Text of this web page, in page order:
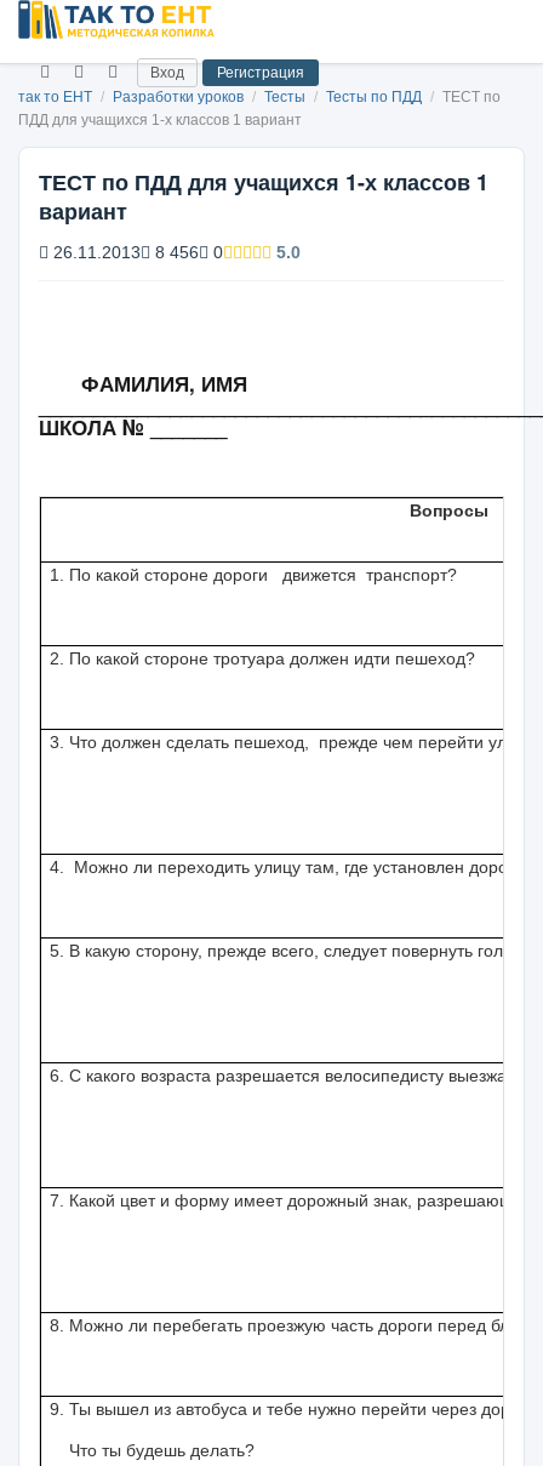
Вход
Регистрация
так то ЕНТ / Разработки уроков / Тесты / Тесты по ПДД / ТЕСТ по
ПДД для учащихся 1-х классов 1 вариант
ТЕСТ по ПДД для учащихся 1-х классов 1
вариант
26.11.2013 8 456 0 5.0
ФАМИЛИЯ, ИМЯ
ШКОЛА № _______
Вопросы
1. По какой стороне дороги движется транспорт?
2. По какой стороне тротуара должен идти пешеход?
3. Что должен сделать пешеход, прежде чем перейти
4. Можно ли переходить улицу там, где установлен
5. В какую сторону, прежде всего, следует повернуть
6. С какого возраста разрешается велосипедисту выезжать
7. Какой цвет и форму имеет дорожный знак, разрешающий
8. Можно ли перебегать проезжую часть дороги перед
9. Ты вышел из автобуса и тебе нужно перейти через дорогу.
Что ты будешь делать?